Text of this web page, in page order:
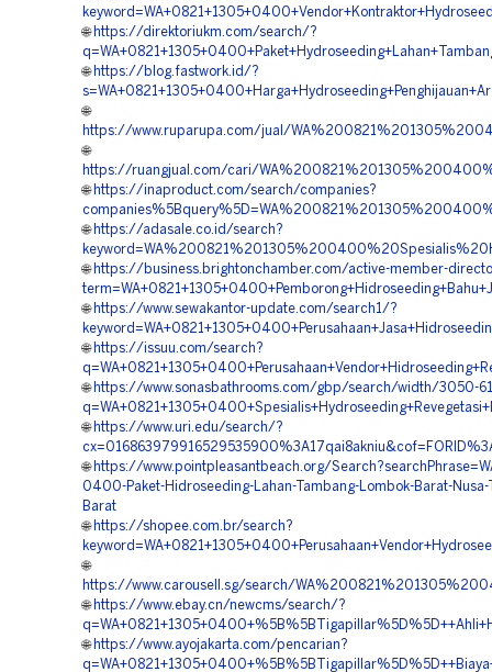
🌐 https://direktoriukm.com/search/?
🌐 https://blog.fastwork.id/?
🌐
https://www.ruparupa.com/jual/
🌐
https://ruangjual.com/cari/
🌐 https://inaproduct.com/search/companies?
🌐 https://adasale.co.id/search?
🌐 https://business.brightonchamber.com/active-member-
🌐 https://www.sewakantor-update.com/search1/?
🌐 https://issuu.com/search?
🌐 https://www.sonasbathrooms.com/gbp/search/width/3050-
🌐 https://www.uri.edu/search/?
🌐 https://www.pointpleasantbeach.org/
0400-Paket-Hidroseeding-Lahan-Tambang-Lombok-Barat-Nusa-
Barat
🌐 https://shopee.com.br/search?
🌐
https://www.carousell.sg/search/
🌐 https://www.ebay.cn/newcms/search/?
🌐 https://www.ayojakarta.com/pencarian?